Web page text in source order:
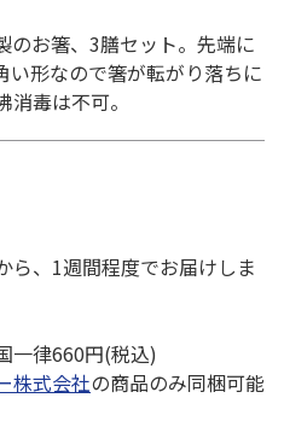
のお箸、3膳セット。先端に
い形なので箸が転がり落ちに
毒は不可。
、1週間程度でお届けしま
一律660円(税込)
株式会社の商品のみ同梱可能